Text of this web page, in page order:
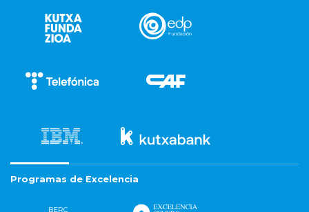
Programas de Excelencia